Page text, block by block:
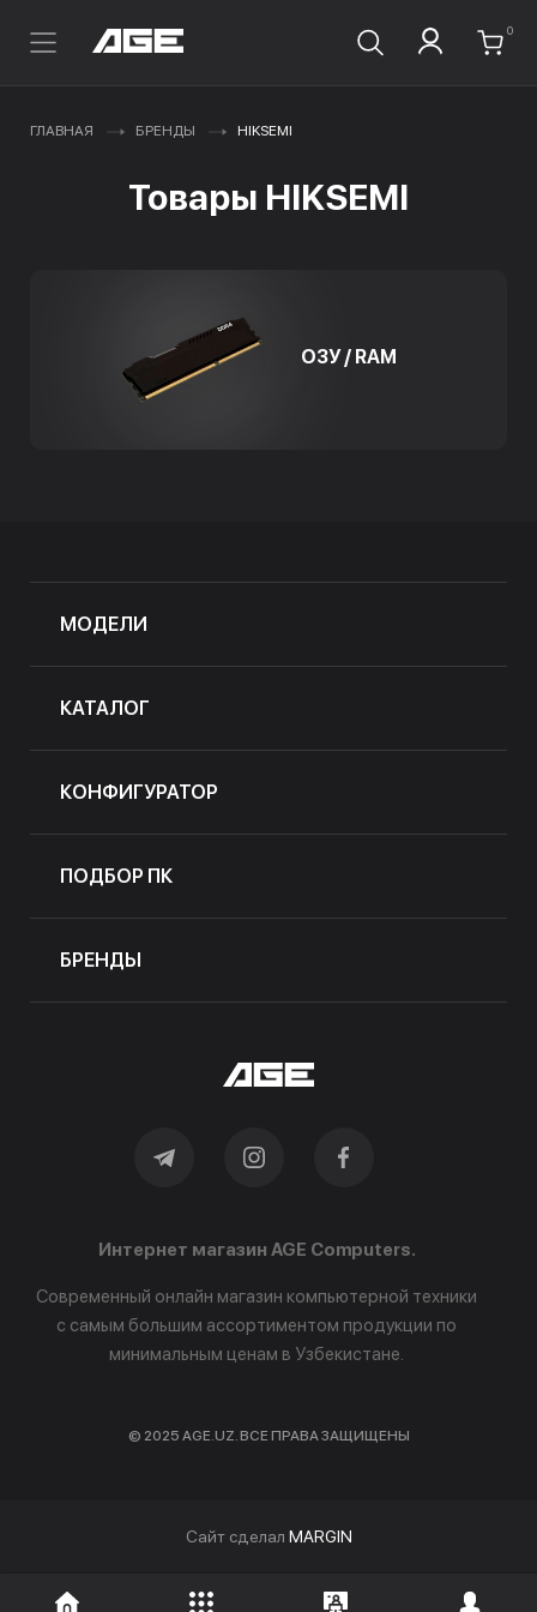
0
ГЛАВНАЯ БРЕНДЫ HIKSEMI
Товары HIKSEMI
ОЗУ / RAM
МОДЕЛИ
КАТАЛОГ
КОНФИГУРАТОР
ПОДБОР ПК
БРЕНДЫ
Интернет магазин AGE Computers.
Современный онлайн магазин компьютерной техники
с самым большим ассортиментом продукции по
минимальным ценам в Узбекистане.
© 2025 AGE.UZ. ВСЕ ПРАВА ЗАЩИЩЕНЫ
Cайт сделал MARGIN